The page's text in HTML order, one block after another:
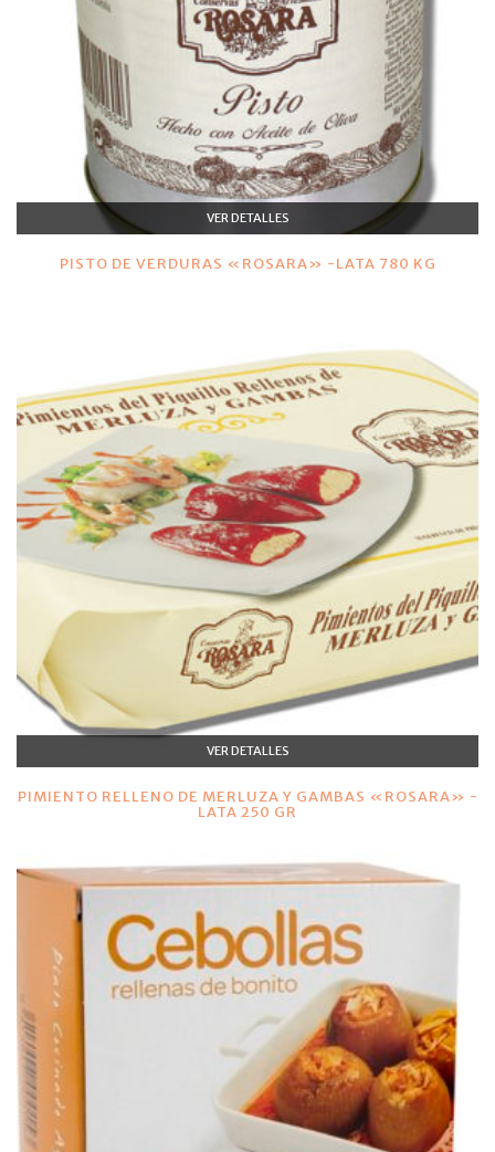
VER DETALLES
PISTO DE VERDURAS «ROSARA» -LATA 780 KG
VER DETALLES
PIMIENTO RELLENO DE MERLUZA Y GAMBAS «ROSARA» -
LATA 250 GR